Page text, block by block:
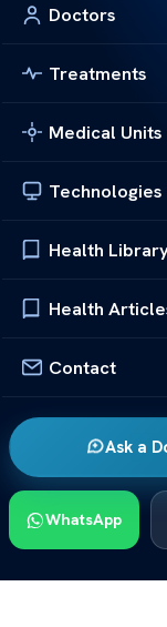
Doctors
Treatments
Medical Units
Technologies
Health
Health
Contact
Ask a
WhatsApp
(TND)?
ICD-10
y